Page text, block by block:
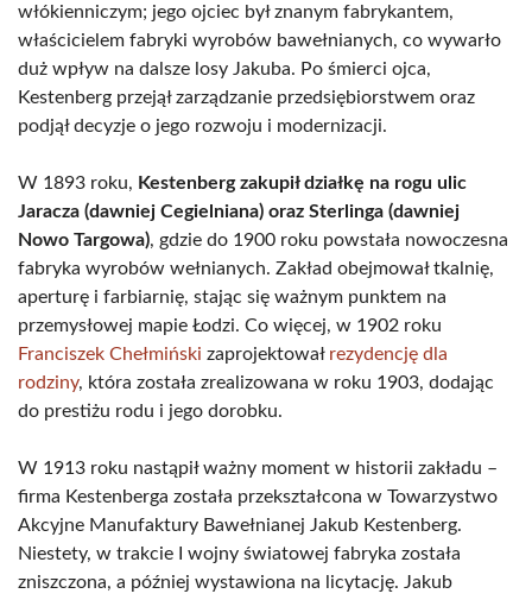
włókienniczym; jego ojciec był znanym fabrykantem,
właścicielem fabryki wyrobów bawełnianych, co wywarło
duż wpływ na dalsze losy Jakuba. Po śmierci ojca,
Kestenberg przejął zarządzanie przedsiębiorstwem oraz
podjął decyzje o jego rozwoju i modernizacji.
W 1893 roku, Kestenberg zakupił działkę na rogu ulic
Jaracza (dawniej Cegielniana) oraz Sterlinga (dawniej
Nowo Targowa), gdzie do 1900 roku powstała nowoczesna
fabryka wyrobów wełnianych. Zakład obejmował tkalnię,
aperturę i farbiarnię, stając się ważnym punktem na
przemysłowej mapie Łodzi. Co więcej, w 1902 roku
Franciszek Chełmiński zaprojektował rezydencję dla
rodziny, która została zrealizowana w roku 1903, dodając
do prestiżu rodu i jego dorobku.
W 1913 roku nastąpił ważny moment w historii zakładu –
firma Kestenberga została przekształcona w Towarzystwo
Akcyjne Manufaktury Bawełnianej Jakub Kestenberg.
Niestety, w trakcie I wojny światowej fabryka została
zniszczona, a później wystawiona na licytację. Jakub